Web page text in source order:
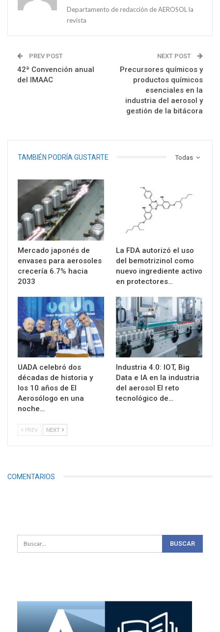
Departamento de redacción de AEROSOL la
revista
PREV POST
42ª Convención anual
del IMAAC
NEXT POST
Precursores químicos y
productos químicos
esenciales en la
industria del aerosol y
gestión de la bitácora
Todas
TAMBIÉN PODRÍA GUSTARTE
Mercado japonés de
envases para aerosoles
crecería 6.7% hacia
2033
La FDA autorizó el uso
del bemotrizinol como
nuevo ingrediente activo
en protectores…
UADA celebró dos
décadas de historia y
los 10 años de El
Aerosólogo en una
noche…
Industria 4.0: IOT, Big
Data e IA en la industria
del aerosol El reto
tecnológico de…
PREV NEXT
COMENTARIOS